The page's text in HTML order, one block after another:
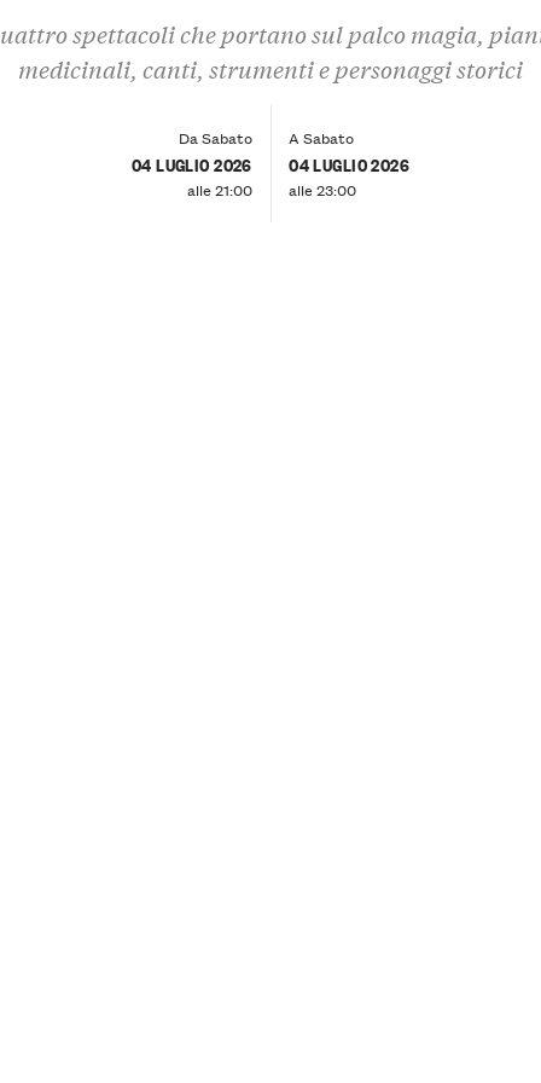
spettacoli che portano sul palco magia,
medicinali, canti, strumenti e personaggi storici
Da Sabato
04 LUGLIO 2026
alle 21:00
A Sabato
04 LUGLIO 2026
alle 23:00